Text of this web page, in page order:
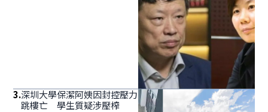
3.深圳大學保潔阿姨因封控壓力
跳樓亡 學生質疑涉壓榨